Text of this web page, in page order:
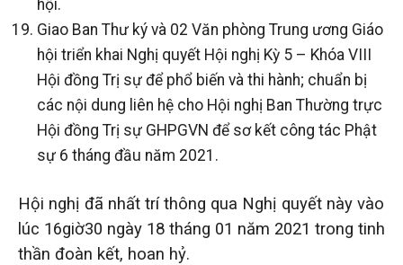
hội.
Giao Ban Thư ký và 02 Văn phòng Trung ương Giáo
hội triển khai Nghị quyết Hội nghị Kỳ 5 – Khóa VIII
Hội đồng Trị sự để phổ biến và thi hành; chuẩn bị
các nội dung liên hệ cho Hội nghị Ban Thường trực
Hội đồng Trị sự GHPGVN để sơ kết công tác Phật
sự 6 tháng đầu năm 2021.
Hội nghị đã nhất trí thông qua Nghị quyết này vào
lúc 16giờ30 ngày 18 tháng 01 năm 2021 trong tinh
thần đoàn kết, hoan hỷ.